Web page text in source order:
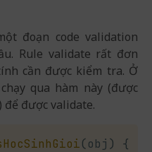
đoạn code validation
Rule validate rất đơn
cần được kiểm tra. Ở
qua hàm này (được
để được validate.
(obj )
{